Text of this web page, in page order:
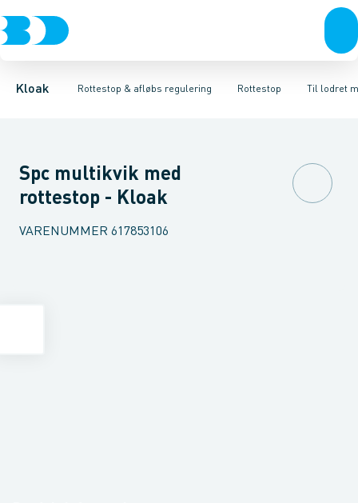
Kloak Rottestop & afløbs regulering
Rør & fittingsBrønde BrøndgodsLinjeafvandingTanke,
Rottestop
Højvands lukkereAfløbs reguleringRottestop Til lodret
Til lodret monteringTil vandret monteringTilbehør til
Spc multikvik med
rottestop - Kloak
VARENUMMER 617853106